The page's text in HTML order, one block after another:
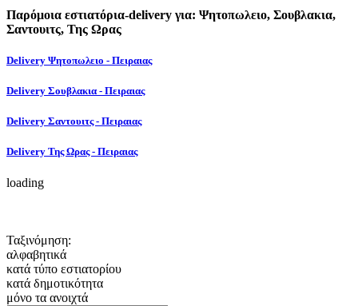
Παρόμοια εστιατόρια-delivery για: Ψητοπωλειο, Σουβλακια,
Σαντουιτς, Της Ωρας
Delivery Ψητοπωλειο - Πειραιας
Delivery Σουβλακια - Πειραιας
Delivery Σαντουιτς - Πειραιας
Delivery Της Ωρας - Πειραιας
loading
Ταξινόμηση:
αλφαβητικά
κατά τύπο εστιατορίου
κατά δημοτικότητα
μόνο τα ανοιχτά